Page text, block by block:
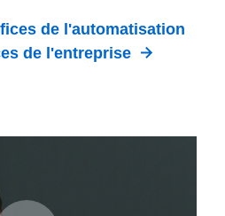
de l'automatisation
de l'entreprise